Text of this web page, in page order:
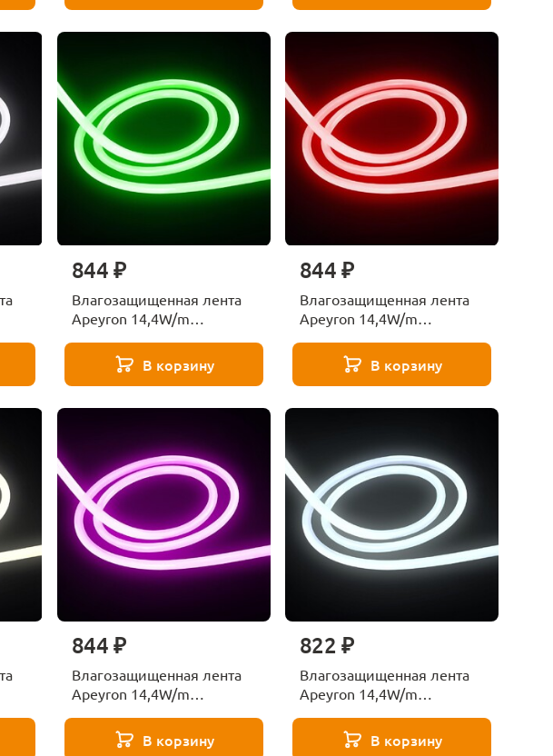
844 ₽
Влагозащищенная лента
Apeyron 14,4W/m
зеленый 5M 00-328
В корзину
844 ₽
Влагозащищенная лента
Apeyron 14,4W/m
красный 5M 00-326
В корзину
844 ₽
Влагозащищенная лента
Apeyron 14,4W/m
фиолетовый 5M 00-329
В корзину
822 ₽
Влагозащищенная лента
Apeyron 14,4W/m
холодный белый 5M 00-
В корзину